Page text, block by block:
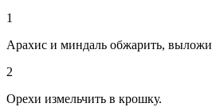
1
Арахис и миндаль обжарить,
2
Орехи измельчить в крошку.